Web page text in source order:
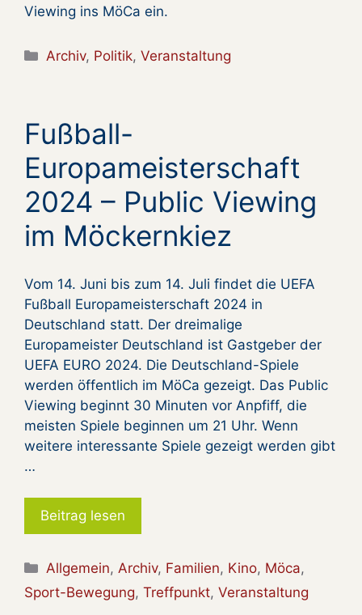
Viewing ins MöCa ein.
Kategorien
Archiv, Politik,Veranstaltung
Fußball-
Europameisterschaft
2024 – Public Viewing
im Möckernkiez
Vom 14. Juni bis zum 14. Juli findet die UEFA
Fußball Europameisterschaft 2024 in
Deutschland statt. Der dreimalige
Europameister Deutschland ist Gastgeber der
UEFA EURO 2024. Die Deutschland-Spiele
werden öffentlich im MöCa gezeigt. Das Public
Viewing beginnt 30 Minuten vor Anpfiff, die
meisten Spiele beginnen um 21 Uhr. Wenn
weitere interessante Spiele gezeigt werden gibt
…
Beitrag lesen
Kategorien
Allgemein, Archiv, Familien, Kino, Möca,
Sport-Bewegung, Treffpunkt, Veranstaltung